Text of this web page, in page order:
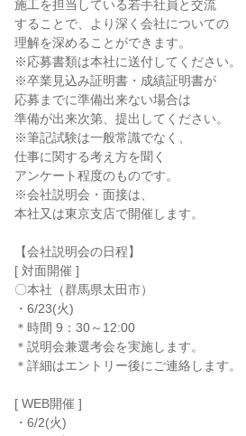
施工を担当している若手社員と交流
することで、より深く会社についての
理解を深めることができます。
※応募書類は本社に送付してください。
※卒業見込み証明書・成績証明書が
応募までに準備出来ない場合は
準備が出来次第、提出してください。
※筆記試験は一般常識でなく、
仕事に関する考え方を聞く
アンケート程度のものです。
※会社説明会・面接は、
本社又は東京支店で開催します。
【会社説明会の日程】
[ 対面開催 ]
〇本社（群馬県太田市）
・6/23(火)
＊時間 9：30～12:00
＊説明会兼選考会を実施します。
＊詳細はエントリー後にご連絡します。
[ WEB開催 ]
・6/2(火)